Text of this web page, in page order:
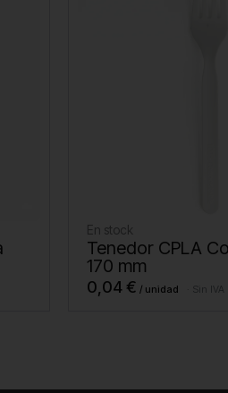
En stock
Tenedor CPLA
170 mm
0,04 € Sin IVA